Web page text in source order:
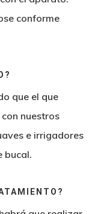
conforme
que el que
nuestros
e irrigadores
bucal.